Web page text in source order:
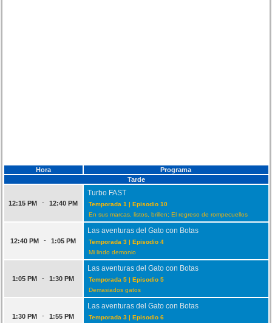
Hora
Programa
Tarde
12:15 PM - 12:40 PM
Turbo FAST
Temporada 1 | Episodio 10
En sus marcas, listos, brillen; El regreso de rompecuellos
12:40 PM - 1:05 PM
Las aventuras del Gato con Botas
Temporada 3 | Episodio 4
Mi lindo demonio
1:05 PM - 1:30 PM
Las aventuras del Gato con Botas
Temporada 5 | Episodio 5
Demasiados gatos
1:30 PM - 1:55 PM
Las aventuras del Gato con Botas
Temporada 3 | Episodio 6